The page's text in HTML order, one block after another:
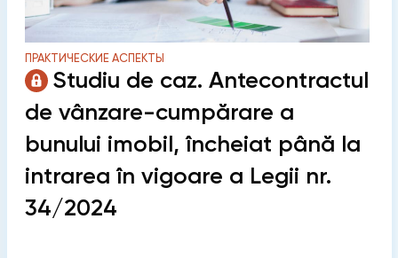
ПРАКТИЧЕСКИЕ АСПЕКТЫ
Studiu de caz. Antecontractul
de vânzare-cumpărare a
bunului imobil, încheiat până la
intrarea în vigoare a Legii nr.
34/2024